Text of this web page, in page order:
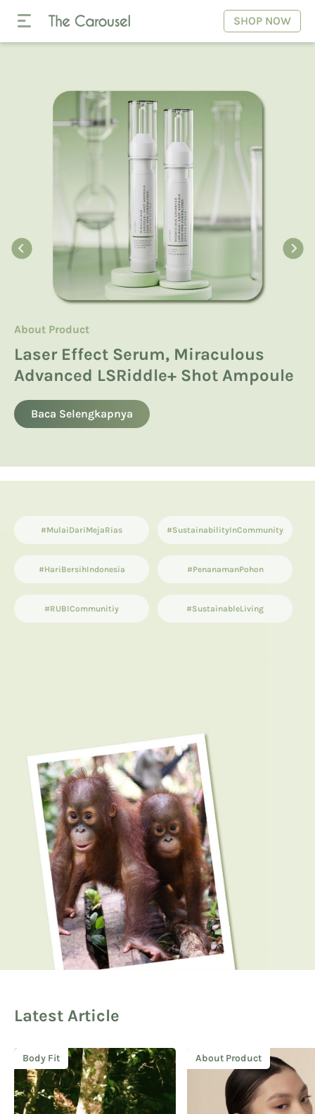
SHOP NOW
About Product
Laser Effect Serum, Miraculous
Advanced LSRiddle+ Shot Ampoule
Baca Selengkapnya
Hyaluronic Acid
Kandungan Skincare yang Boleh
dan Tidak Boleh untuk Ibu Hamil
Baca Selengkapnya
Manfaatkan Spikula, Inilah Avoskin
Miraculous LSRiddle+ Shot
Ampoule
Baca Selengkapnya
Product Knowledge
13 List Produk Avoskin Terbaik dan
Terlaris
#MulaiDariMejaRias #SustainabilityInCommunity
#HariBersihIndonesia #PenanamanPohon
#RUBICommunitiy #SustainableLiving
Latest Article
Body Fit About Product